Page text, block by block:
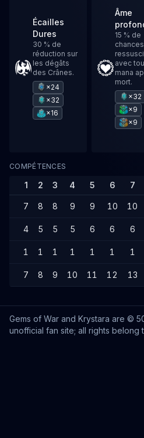
Écailles
Dures
30 % de
réduction sur
les dégâts
des Crânes.
×24
×32
×16
Âme
15 % de
avec
mana
mort.
×32
×9
×9
COMPÉTENCES
1 2 3 4 5 6 7
7 8 8 9 9 10 10
4 5 5 5 6 6 6
1 1 1 1 1 1 1
7 8 9 10 11 12 13
Gems of War and Krystara are ©
unofficial fan site; all rights